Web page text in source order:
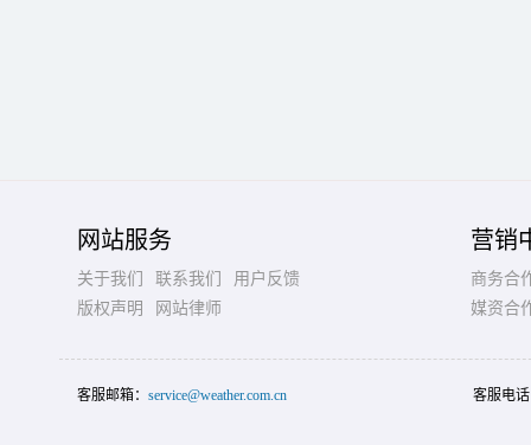
网站服务
关于我们 联系我们
用户反馈
版权声明
网站律师
营销
商务合
媒资合
客服邮箱： service@weather.com.cn 客服电